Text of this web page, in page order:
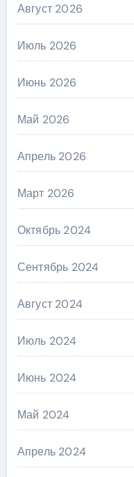
Август 2026
Июль 2026
Июнь 2026
Май 2026
Апрель 2026
Март 2026
Октябрь 2024
Сентябрь 2024
Август 2024
Июль 2024
Июнь 2024
Май 2024
Апрель 2024